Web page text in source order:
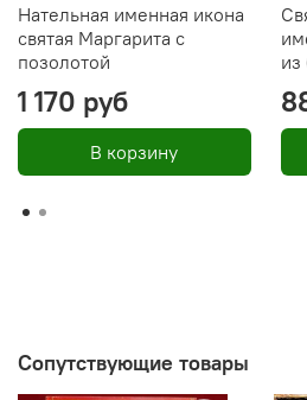
Коробочка
значимый подарок с духовным
Икона освящена
Нательная именная икона
святая Маргарита с
позолотой
1 170 руб
В корзину
из
Сопутствующие товары